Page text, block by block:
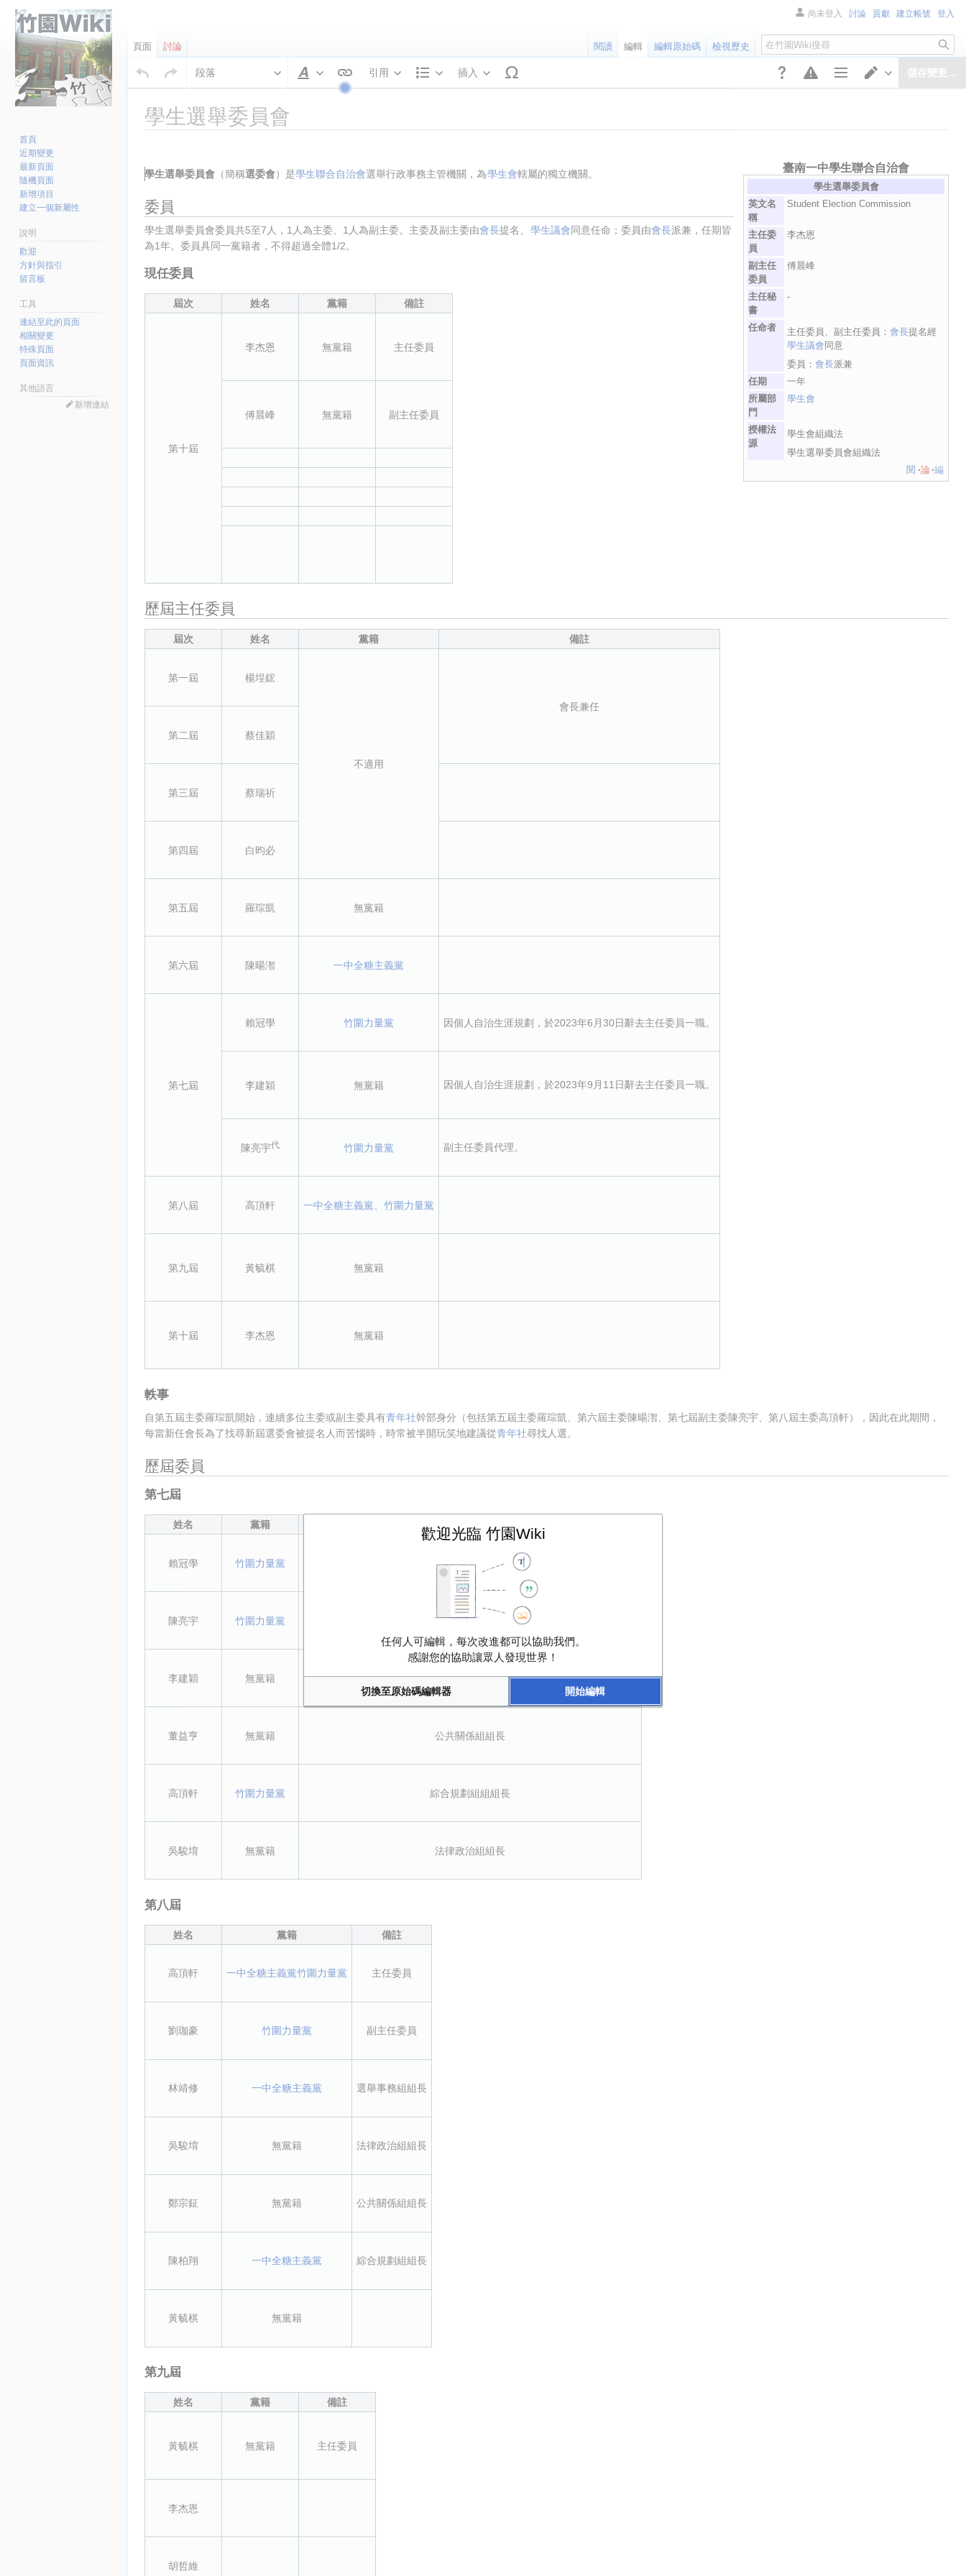
段落
文字樣式
引用
結構
插入
頁面選項
切換編輯器
儲存變更…
學生選舉委員會
導
搜
臺南一中學生聯合自治會
學生選舉委員會
英文名
稱
Student Election Commission
主任委
員
李杰恩
副主任
委員
傅晨峰
主任秘
書
-
任命者 主任委員、副主任委員： 會長提名經
學生議會 同意
委員： 會長派兼
任期
一年
所屬部
門
學生會
授權法
源
學生會組織法
學生選舉委員會組織法
閱 論 編
學生選舉委員會 （簡稱選委會）是學生聯合自治會選舉行政事務主管機關，為學生會轄屬的獨立機關。
委員
學生選舉委員會委員共5至7人，1人為主委、1人為副主委。主委及副主委由會長提名、 學生議會同意任命；委員由會長派兼，任期皆
為1年。委員具同一黨籍者，不得超過全體1/2。
現任委員
屆次 姓名 黨籍 備註
第十屆
李杰恩 無黨籍 主任委員
傅晨峰 無黨籍 副主任委員
歷屆主任委員
屆次 姓名 黨籍 備註
第一屆 楊埕鋐
不適用
會長兼任
第二屆 蔡佳穎
第三屆 蔡瑞祈
第四屆 白昀必
第五屆 羅琮凱 無黨籍
第六屆 陳暘潪 一中全糖主義黨
第七屆
賴冠學 竹圍力量黨 因個人自治生涯規劃，於2023年6月30日辭去主任委員一職。
李建穎 無黨籍 因個人自治生涯規劃，於2023年9月11日辭去主任委員一職。
陳亮宇代 竹圍力量黨 副主任委員代理。
第八屆 高頂軒 一中全糖主義黨 竹圍力量黨
第九屆 黃毓棋 無黨籍
第十屆 李杰恩 無黨籍
軼事
自第五屆主委羅琮凱開始，連續多位主委或副主委具有青年社幹部身分（包括第五屆主委羅琮凱、第六屆主委陳暘潪、第七屆副主委陳亮宇、第八屆主委高頂軒），因此在此期間，
每當新任會長為了找尋新屆選委會被提名人而苦惱時，時常被半開玩笑地建議從青年社尋找人選。
歷屆委員
第七屆
姓名 黨籍 備註
賴冠學 竹圍力量黨 主任委員（111/9/22~112/6/30）
陳亮宇 竹圍力量黨 副主任委員（111/9/22~112/9/11）、代理主任委員（112/9/12~112/9/21）
李建穎 無黨籍 主任委員（112/7/1~112/9/11）、選舉事務組組長
董益亨 無黨籍 公共關係組組長
高頂軒 竹圍力量黨 綜合規劃組組組長
吳駿堉 無黨籍 法律政治組組長
第八屆
姓名 黨籍 備註
高頂軒 一中全糖主義黨竹圍力量黨 主任委員
劉珈豪 竹圍力量黨 副主任委員
林靖修 一中全糖主義黨 選舉事務組組長
吳駿堉 無黨籍 法律政治組組長
鄭宗鉦 無黨籍 公共關係組組長
陳柏翔 一中全糖主義黨 綜合規劃組組長
黃毓棋 無黨籍
第九屆
姓名 黨籍 備註
黃毓棋 無黨籍 主任委員
李杰恩
胡哲維
尚未登入 討論 貢獻 建立帳號 登入
頁面 討論 閱讀 編輯 編輯原始碼 檢視歷史
搜
首頁
近期變更
最新頁面
隨機頁面
新增項目
建立一個新屬性
說明
歡迎
方針與指引
留言板
工具
連結至此的頁面
相關變更
特殊頁面
頁面資訊
其他語言
新增連結
歡迎光臨 竹園Wiki
任何人可編輯，每次改進都可以協助我們。
感謝您的協助讓眾人發現世界！
切換至原始碼編輯器 開始編輯